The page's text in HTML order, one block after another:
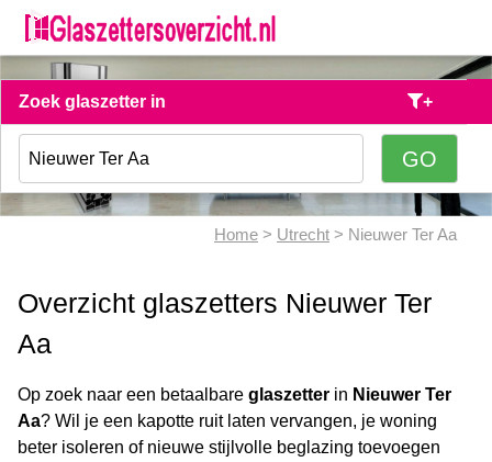
Zoek glaszetter in +
Home > Utrecht > Nieuwer Ter Aa
Overzicht glaszetters Nieuwer Ter
Aa
Op zoek naar een betaalbare glaszetter in Nieuwer Ter
Aa? Wil je een kapotte ruit laten vervangen, je woning
beter isoleren of nieuwe stijlvolle beglazing toevoegen